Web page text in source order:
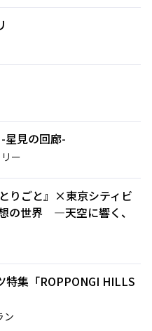
索
星見の回廊-
ー
りごと』×東京シティビ
の世界 ―天空に響く、
特集「ROPPONGI HILLS
ン